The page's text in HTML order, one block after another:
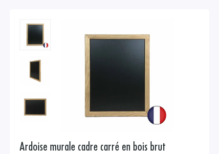
Ardoise murale cadre carré en bois brut